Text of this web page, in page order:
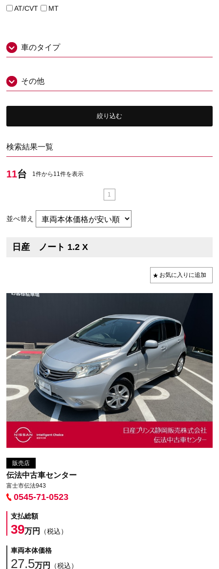
AT/CVT
MT
車のタイプ
その他
絞り込む
検索結果一覧
11台 1件から11件を表示
1
並べ替え
日産 ノート 1.2 X
販売店
伝法中古車センター
富士市伝法943
0545-71-0523
支払総額
39万円 （税込）
車両本体価格
27.5万円 （税込）